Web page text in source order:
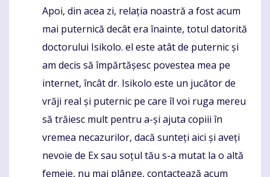
Apoi, din acea zi, relația noastră a fost acum
mai puternică decât era înainte, totul datorită
doctorului Isikolo. el este atât de puternic și
am decis să împărtășesc povestea mea pe
internet, încât dr. Isikolo este un jucător de
vrăji real și puternic pe care îl voi ruga mereu
să trăiesc mult pentru a-și ajuta copiii în
vremea necazurilor, dacă sunteți aici și aveți
nevoie de Ex sau soțul tău s-a mutat la o altă
femeie, nu mai plânge, contactează acum